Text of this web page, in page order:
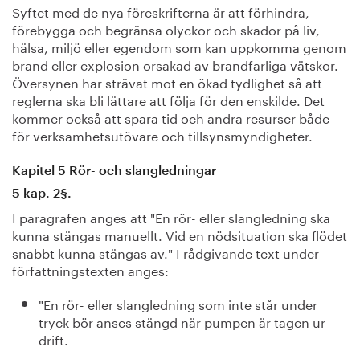
Syftet med de nya föreskrifterna är att förhindra,
förebygga och begränsa olyckor och skador på liv,
hälsa, miljö eller egendom som kan uppkomma genom
brand eller explosion orsakad av brandfarliga vätskor.
Översynen har strävat mot en ökad tydlighet så att
reglerna ska bli lättare att följa för den enskilde. Det
kommer också att spara tid och andra resurser både
för verksamhetsutövare och tillsynsmyndigheter.
Kapitel 5 Rör- och slangledningar
5 kap. 2§.
I paragrafen anges att "En rör- eller slangledning ska
kunna stängas manuellt. Vid en nödsituation ska flödet
snabbt kunna stängas av." I rådgivande text under
författningstexten anges:
"En rör- eller slangledning som inte står under
tryck bör anses stängd när pumpen är tagen ur
drift.